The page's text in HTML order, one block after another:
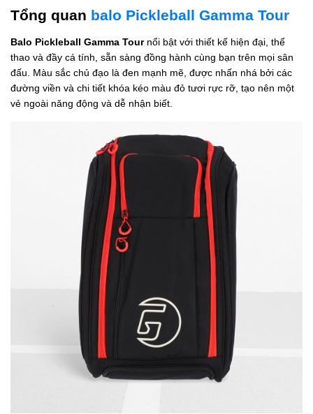
Tổng quan balo Pickleball Gamma Tour
Balo Pickleball Gamma Tournổi bật với thiết kế hiện đại, thể
thao và đầy cá tính, sẵn sàng đồng hành cùng bạn trên mọi sân
đấu. Màu sắc chủ đạo là đen mạnh mẽ, được nhấn nhá bởi các
đường viền và chi tiết khóa kéo màu đỏ tươi rực rỡ, tạo nên một
vẻ ngoài năng động và dễ nhận biết.